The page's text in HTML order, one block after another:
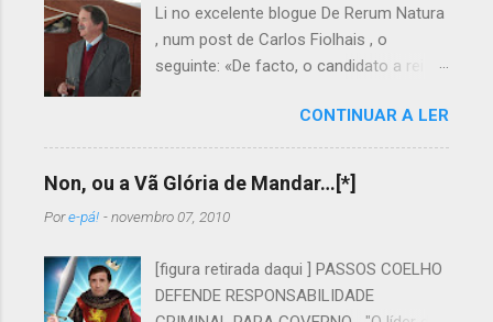
Li no excelente blogue De Rerum Natura
, num post de Carlos Fiolhais , o
seguinte: «De facto, o candidato a rei é
Beato Nuno, onde se pode ler esta
pérola: “Q uando passava de Tomar a
caminho de Aljubarrota, a 13 de Agosto
de 1385, D. Nuno foi atraído a Cova da
Iria, onde, na companhia dos seus
ajoelhar, no mesmo local onde, 532
anos mais tarde, durante as conhecidas
CONTINUAR A LER
Non, ou a Vã Glória de Mandar…[*]
Pore-pá! -novembro 07, 2010
[figura retirada daqui ] PASSOS COELHO
DEFENDE RESPONSABILIDADE